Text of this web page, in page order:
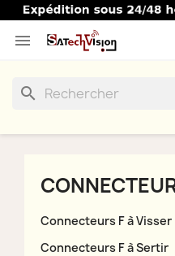

search
Connecteurs F à Visser
Connecteurs F à Sertir